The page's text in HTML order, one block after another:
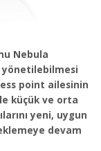
Nebula
yönetilebilmesi
point ailesinin
küçük ve orta
yeni, uygun
devam